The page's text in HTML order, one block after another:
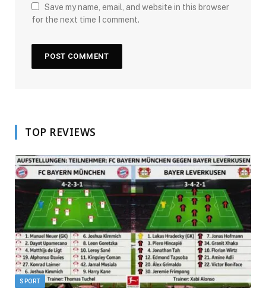
Save my name, email, and website in this browser
for the next time I comment.
TOP REVIEWS
SPORT